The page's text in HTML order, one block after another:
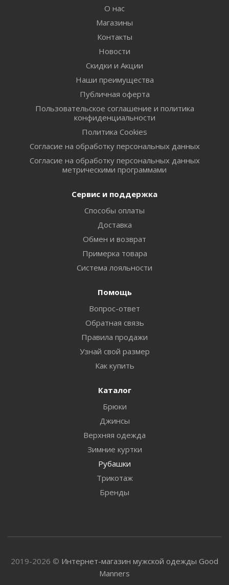
О нас
Магазины
Контакты
Новости
Скидки и Акции
Наши преимущества
Публичная оферта
Пользовательское соглашение и политика
конфиденциальности
Политика Cookies
Согласие на обработку персональных данных
Согласие на обработку персональных данных
метрическими программами
Сервис и поддержка
Способы оплаты
Доставка
Обмен и возврат
Примерка товара
Система лояльности
Помощь
Вопрос-ответ
Обратная связь
Правила продажи
Узнай свой размер
Как купить
Каталог
Брюки
Джинсы
Верхняя одежда
Зимние куртки
Рубашки
Трикотаж
Бренды
2019-2026 © Интернет-магазин мужской одежды Good
Manners